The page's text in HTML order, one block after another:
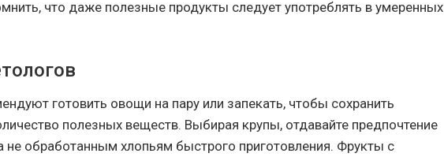
что даже полезные продукты следует употреблять в умеренных
готовить овощи на пару или запекать, чтобы сохранить
полезных веществ. Выбирая крупы, отдавайте предпочтение
не обработанным хлопьям быстрого приготовления. Фрукты с